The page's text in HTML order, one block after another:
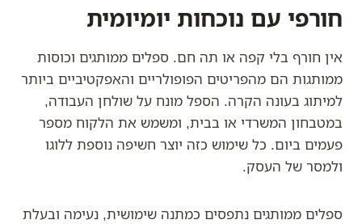
חורפי עם נוכחות יומיומית
אין חורף בלי קפה או תה חם. ספלים ממותגים וכוסות
ממותגות הם מהפריטים הפופולריים והאפקטיביים ביותר
למיתוג בעונה הקרה. הספל מונח על שולחן העבודה,
במטבחון המשרדי או בבית, ומשמש את הלקוח מספר
פעמים ביום. כל שימוש כזה יוצר חשיפה נוספת ללוגו
ולמסר של העסק.
ספלים ממותגים נתפסים כמתנה שימושית, נעימה ובעלת